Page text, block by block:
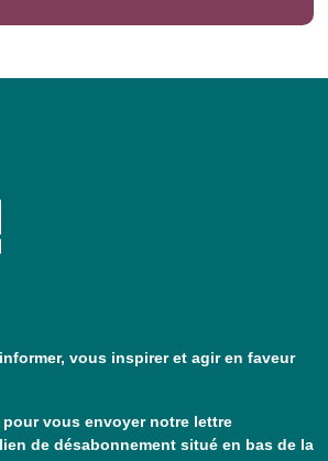
vous inspirer et agir en faveur
vous envoyer notre lettre
de désabonnement situé en bas de la